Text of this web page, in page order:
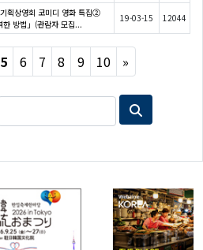
획상영회 코미디 영화 특집②
한 방법」(관람자 모집...
19-03-15 12044
5 6 7 8 9 10 »